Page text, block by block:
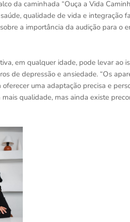
da caminhada “Ouça a Vida
qualidade de vida e integração
a importância da audição para o
em qualquer idade, pode levar ao
de depressão e ansiedade. “Os
uma adaptação precisa e
qualidade, mas ainda existe